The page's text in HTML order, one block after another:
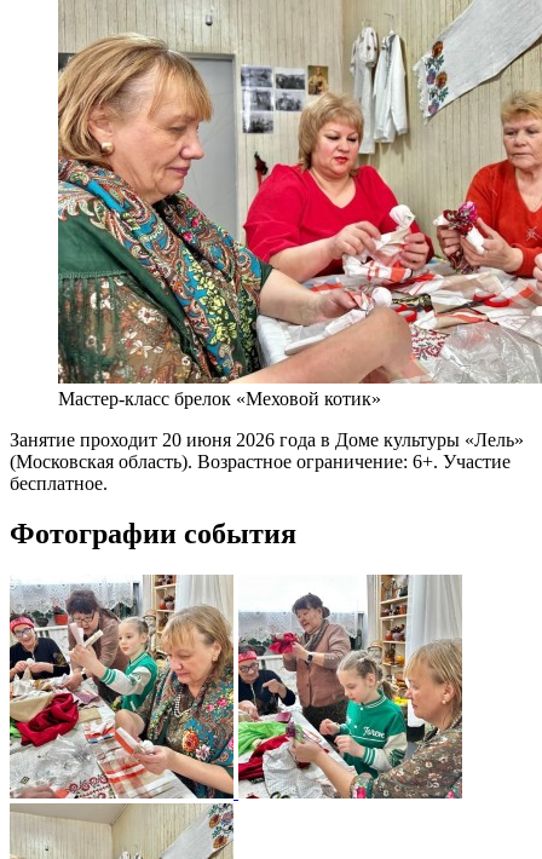
Мастер-класс брелок «Меховой котик»
Занятие проходит 20 июня 2026 года в Доме культуры «Лель»
(Московская область). Возрастное ограничение: 6+. Участие
бесплатное.
Фотографии события